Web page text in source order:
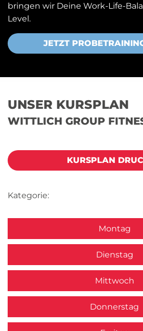
bringen wir Deine Work-Life-
Level.
JETZT
UNSER KURSPLAN
WITTLICH GROUP
KURSPLAN
Kategorie:
Montag
Dienstag
Mittwoch
Donnerstag